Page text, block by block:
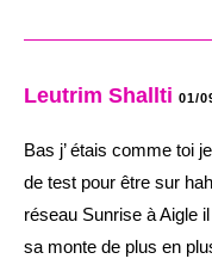
Leutrim Shallti 01/
Bas j’ étais comme toi
de test pour être sur
réseau Sunrise à Aigle
sa monte de plus en